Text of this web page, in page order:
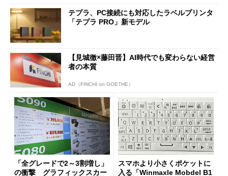
テプラ、PC接続にも対応したラベルプリンタ
「テプラ PRO」新モデル
【見城徹×藤田晋】AI時代でも変わらない経営
者の本質
AD（FINCHI on GOETHE）
「全グレードで2～3割増し」
の衝撃 グラフィックスカー
スマホより小さくポケットに
入る「Winmaxle Mobdel B1